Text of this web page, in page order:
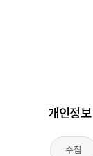
개인정
수집